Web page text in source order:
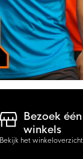
Bezoek
winkels
Bekijk het winkeloverzicht